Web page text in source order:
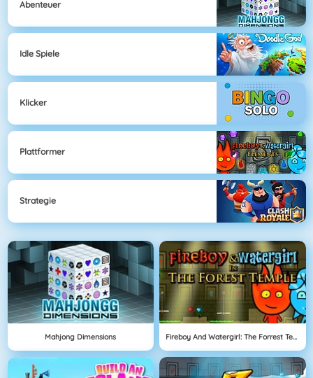
Abenteuer
Idle Spiele
Klicker
Plattformer
Strategie
Mahjong Dimensions Fireboy And Watergirl: The Forrest Temple